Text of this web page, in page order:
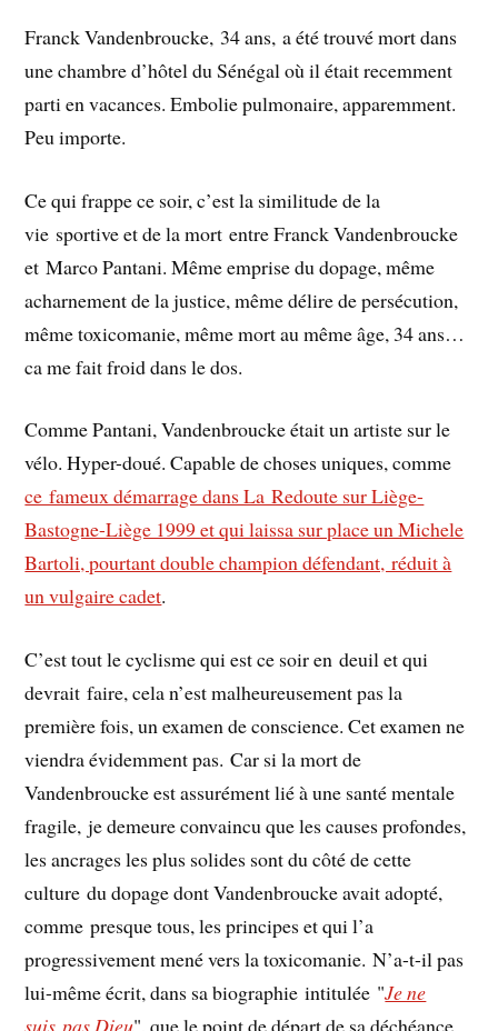
Franck Vandenbroucke, 34 ans, a été trouvé mort dans
une chambre d’hôtel du Sénégal où il était recemment
parti en vacances. Embolie pulmonaire, apparemment.
Peu importe.
Ce qui frappe ce soir, c’est la similitude de la
vie sportive et de la mort entre Franck Vandenbroucke
et Marco Pantani. Même emprise du dopage, même
acharnement de la justice, même délire de persécution,
même toxicomanie, même mort au même âge, 34 ans…
ca me fait froid dans le dos.
Comme Pantani, Vandenbroucke était un artiste sur le
vélo. Hyper-doué. Capable de choses uniques, comme
ce fameux démarrage dans La Redoute sur Liège-
Bastogne-Liège 1999 et qui laissa sur place un Michele
Bartoli, pourtant double champion défendant, réduit à
un vulgaire cadet.
C’est tout le cyclisme qui est ce soir en deuil et qui
devrait faire, cela n’est malheureusement pas la
première fois, un examen de conscience. Cet examen ne
viendra évidemment pas. Car si la mort de
Vandenbroucke est assurément lié à une santé mentale
fragile, je demeure convaincu que les causes profondes,
les ancrages les plus solides sont du côté de cette
culture du dopage dont Vandenbroucke avait adopté,
comme presque tous, les principes et qui l’a
progressivement mené vers la toxicomanie. N’a-t-il pas
lui-même écrit, dans sa biographie intitulée "Je ne
suis pas Dieu", que le point de départ de sa déchéance